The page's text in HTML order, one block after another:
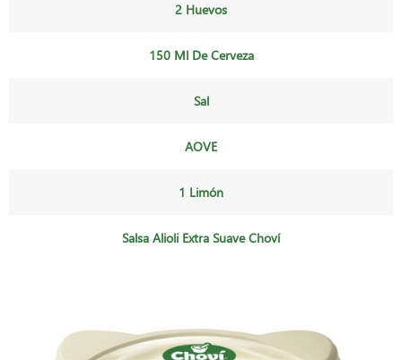
2 Huevos
150 Ml De Cerveza
Sal
AOVE
1 Limón
Salsa Alioli Extra Suave Choví